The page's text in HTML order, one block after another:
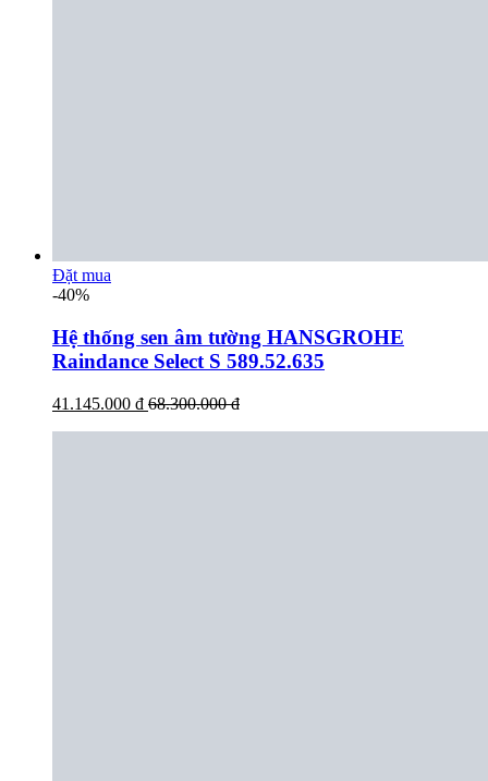
Đặt mua
-40%
Hệ thống sen âm tường HANSGROHE
Raindance Select S 589.52.635
41.145.000 đ 68.300.000 đ